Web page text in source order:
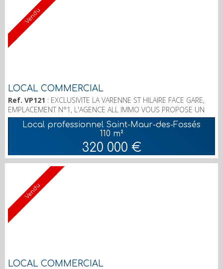
Vendu
LOCAL COMMERCIAL
Ref. VP121 : EXCLUSIVITE LA VARENNE ST HILAIRE FACE GARE,
EMPLACEMENT N°1, L'AGENCE ALL IMMO VOUS PROPOSE UN
LOCAL COMMERCIAL 110 M2 LOUE PAR SALON DE COIFFURE.
LOYER 1 500 € HT HC. AGENCE ALL IMMO 3 AVENUE GAMBETTA
94100 SAINT MAUR DES FOSSES. Charles LELARGET 06 86 88 65
Local professionnel Saint-Maur-des-Fossés
110 m²
320 000 €
Vendu
LOCAL COMMERCIAL